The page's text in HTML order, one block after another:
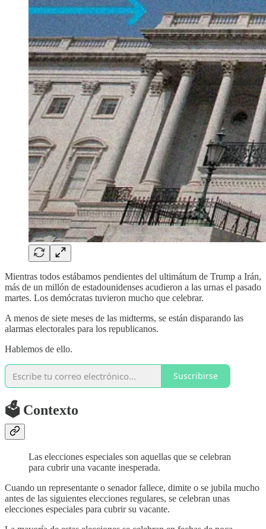
Mientras todos estábamos pendientes del ultimátum de Trump a Irán,
más de un millón de estadounidenses acudieron a las urnas el pasado
martes. Los demócratas tuvieron mucho que celebrar.
A menos de siete meses de las midterms, se están disparando las
alarmas electorales para los republicanos.
Hablemos de ello.
Suscribirse
🗳️ Contexto
Las elecciones especiales son aquellas que se celebran
para cubrir una vacante inesperada.
Cuando un representante o senador fallece, dimite o se jubila mucho
antes de las siguientes elecciones regulares, se celebran unas
elecciones especiales para cubrir su vacante.